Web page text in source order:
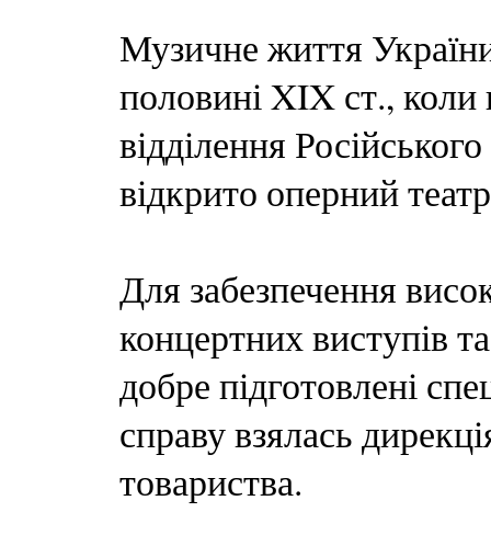
Музичне життя
половині XIX ст., коли
відділення
відкрито оперний
Для забезпечення
концертних виступів
добре підготовлені
справу взялась
товариства.